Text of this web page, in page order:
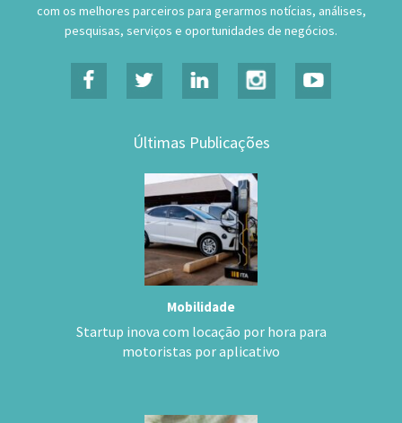
com os melhores parceiros para gerarmos notícias, análises,
pesquisas, serviços e oportunidades de negócios.
Últimas Publicações
Mobilidade
Startup inova com locação por hora para
motoristas por aplicativo